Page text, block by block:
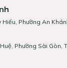
Phường An
Phường Sài Gòn,